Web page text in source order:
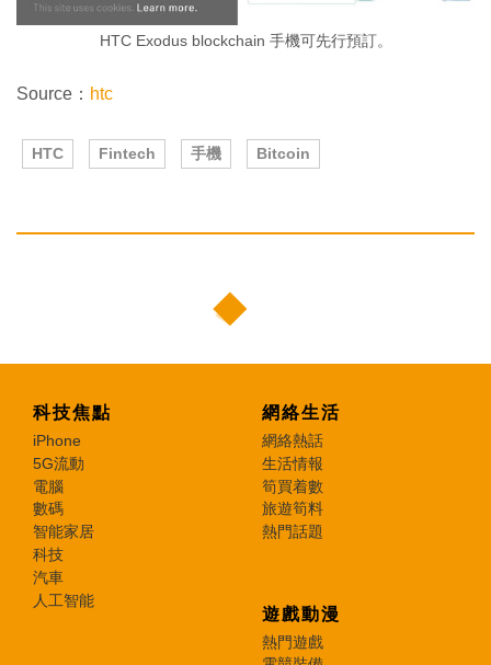
HTC Exodus blockchain 手機可先行預訂。
Source： htc
HTC Fintech 手機 Bitcoin
科技焦點
iPhone
5G流動
電腦
數碼
智能家居
科技
汽車
人工智能
網絡生活
網絡熱話
生活情報
筍買着數
旅遊筍料
熱門話題
遊戲動漫
熱門遊戲